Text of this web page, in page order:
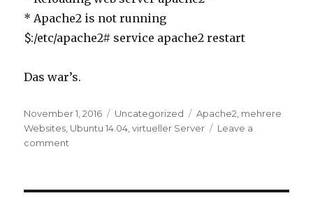
* Apache2 is not running
$:/etc/apache2# service apache2 restart
Das war’s.
Posted
on
November 1, 2016 Categories
Uncategorized Tags
Apache2 mehrere
Websites Ubuntu 14.04 ,virtueller Server
Leave a
comment